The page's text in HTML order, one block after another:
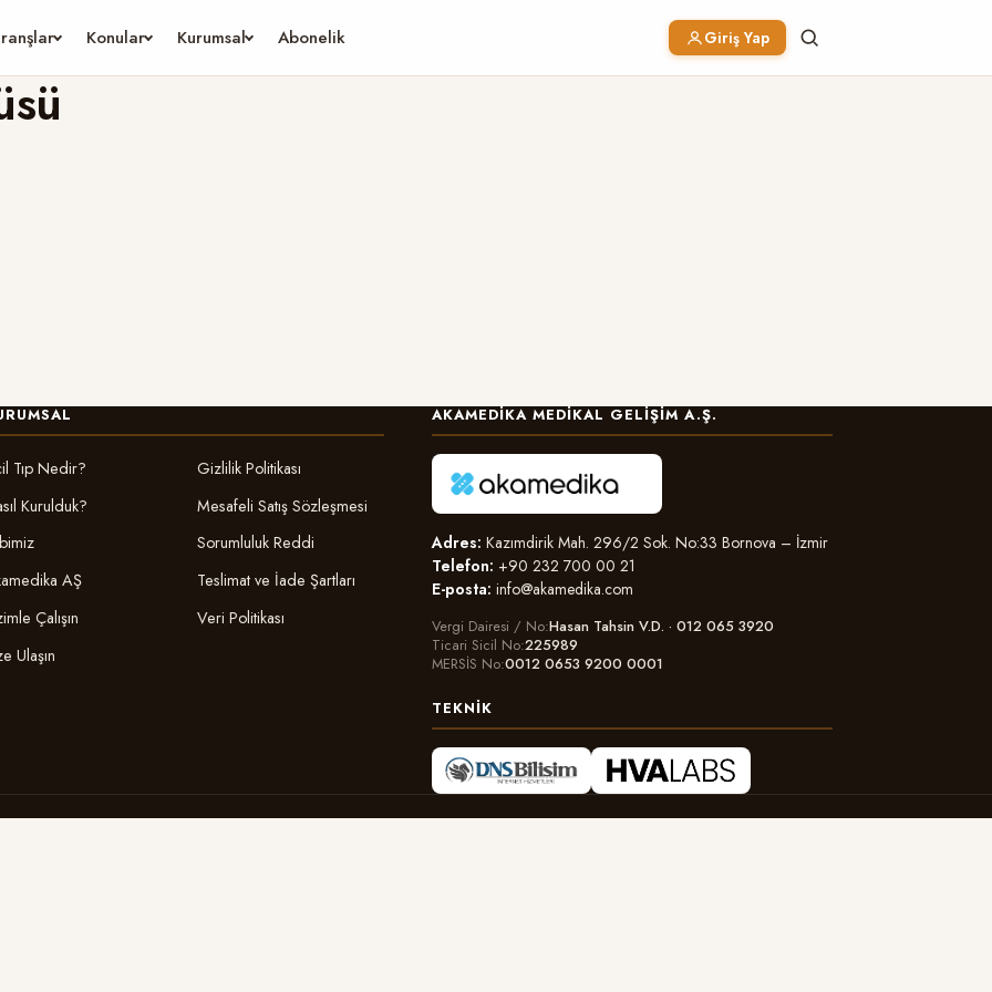
Konular Kurumsal Abonelik Giriş Yap
Tıp Nedir?
Kurulduk?
AŞ
Çalışın
Ulaşın
Gizlilik Politikası
Mesafeli Satış Sözleşmesi
Sorumluluk Reddi
Teslimat ve İade Şartları
Veri Politikası
AKAMEDIKA MEDIKAL GELIŞIM A.Ş.
Adres: Kazımdirik Mah. 296/2 Sok. No:33 Bornova – İzmir
Telefon: +90 232 700 00 21
E-posta: info@akamedika.com
Vergi Dairesi / No Hasan Tahsin V.D. · 012 065 3920
Ticari Sicil No 225989
MERSİS No 0012 0653 9200 0001
TEKNIK